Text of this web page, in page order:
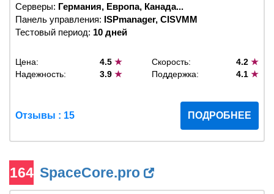
Серверы: Германия, Европа, Канада...
Панель управления: ISPmanager, CISVMM
Тестовый период: 10 дней
Цена: 4.5★ Скорость: 4.2 ★
Надежность:
3.9★ Поддержка: 4.1 ★
Отзывы : 15 ПОДРОБНЕЕ
164 SpaceCore.pro